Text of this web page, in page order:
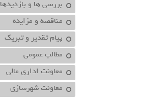
بررسی ها و بازدیدها
مناقصه و مزایده
پیام تقدیر و تبریک
مطالب عمومی
معاونت اداري مالي
معاونت شهرسازي